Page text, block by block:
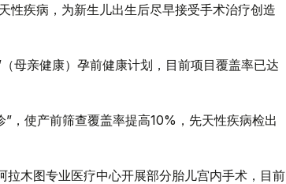
性疾病，为新生儿出生后尽早接受手术治疗创造
母亲健康）孕前健康计划，目前项目覆盖率已达
，使产前筛查覆盖率提高10%，先天性疾病检出
木图专业医疗中心开展部分胎儿宫内手术，目前